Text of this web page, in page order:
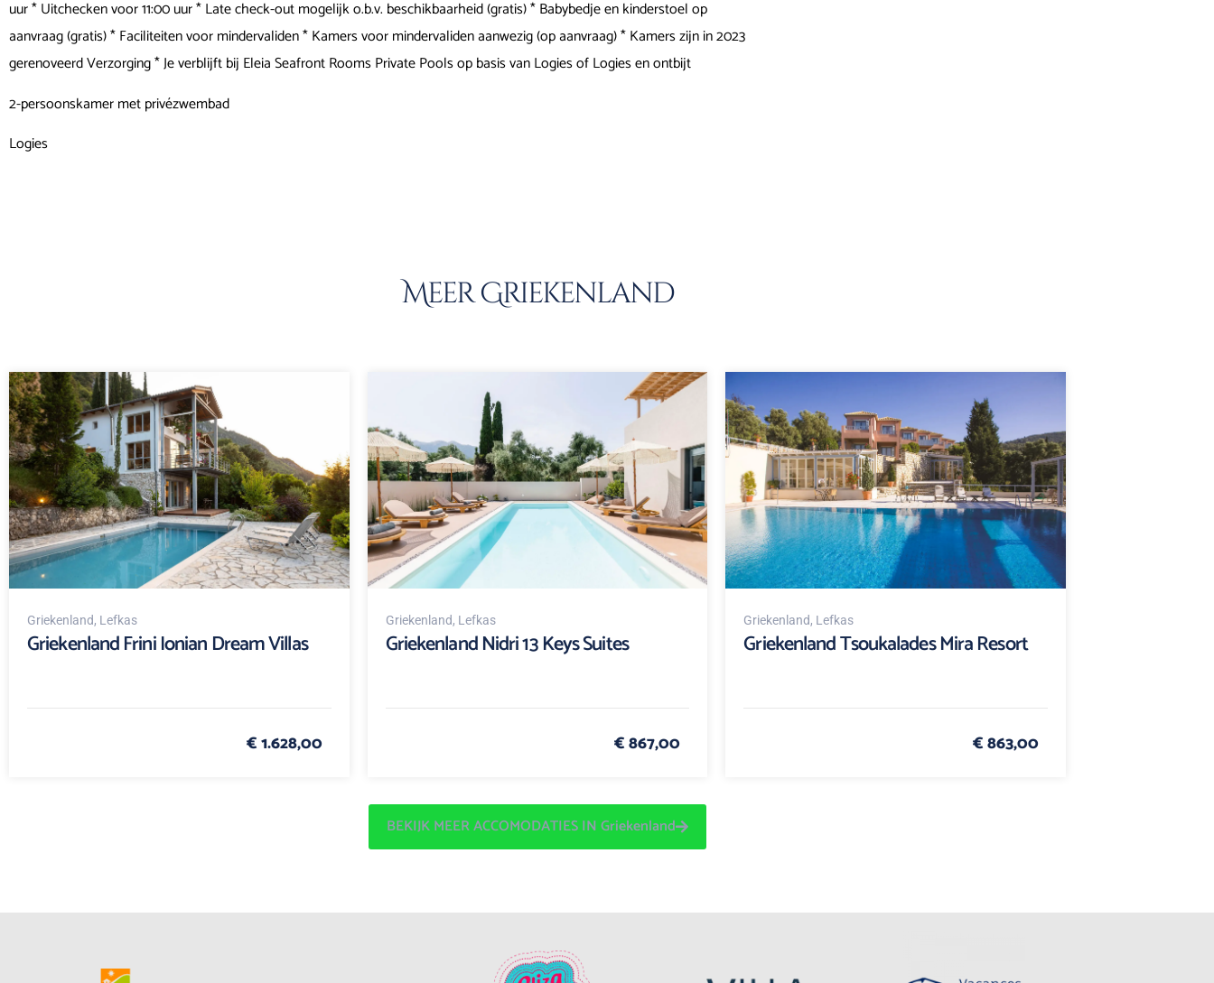
uur * Uitchecken voor 11:00 uur * Late check-out mogelijk o.b.v. beschikbaarheid (gratis) * Babybedje en kinderstoel op
aanvraag (gratis) * Faciliteiten voor mindervaliden * Kamers voor mindervaliden aanwezig (op aanvraag) * Kamers zijn in 2023
gerenoveerd Verzorging * Je verblijft bij Eleia Seafront Rooms Private Pools op basis van Logies of Logies en ontbijt
2-persoonskamer met privézwembad
Logies
Meer Griekenland
Griekenland, Lefkas
Griekenland Frini Ionian Dream Villas
€ 1.628,00
Griekenland, Lefkas
Griekenland Nidri 13 Keys Suites
€ 867,00
Griekenland, Lefkas
Griekenland Tsoukalades Mira Resort
€ 863,00
BEKIJK MEER ACCOMODATIES IN Griekenland